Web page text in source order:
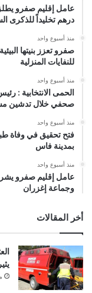
درهم تخليداً للذكرى
منذ أسبوع واحد
صفرو تعزز بنيتها
للنفايات المنزلية
منذ أسبوع واحد
الحمى الانتخابية :
صحفي خلال تدشين
منذ أسبوع واحد
فتح تحقيق في وفاة
بمدينة فاس
منذ أسبوع واحد
عامل إقليم صفرو
وجماعة إغزران
أخر المقالات